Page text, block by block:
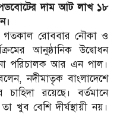
দাম আট লাখ ১৮
গতকাল রোববার নৌকা ও
আনুষ্ঠানিক উদ্বোধন
পরিচালক আর এন পাল।
নদীমাতৃক বাংলাদেশে
রয়েছে। বর্তমানে
খুব বেশি দীর্ঘস্থায়ী নয়।